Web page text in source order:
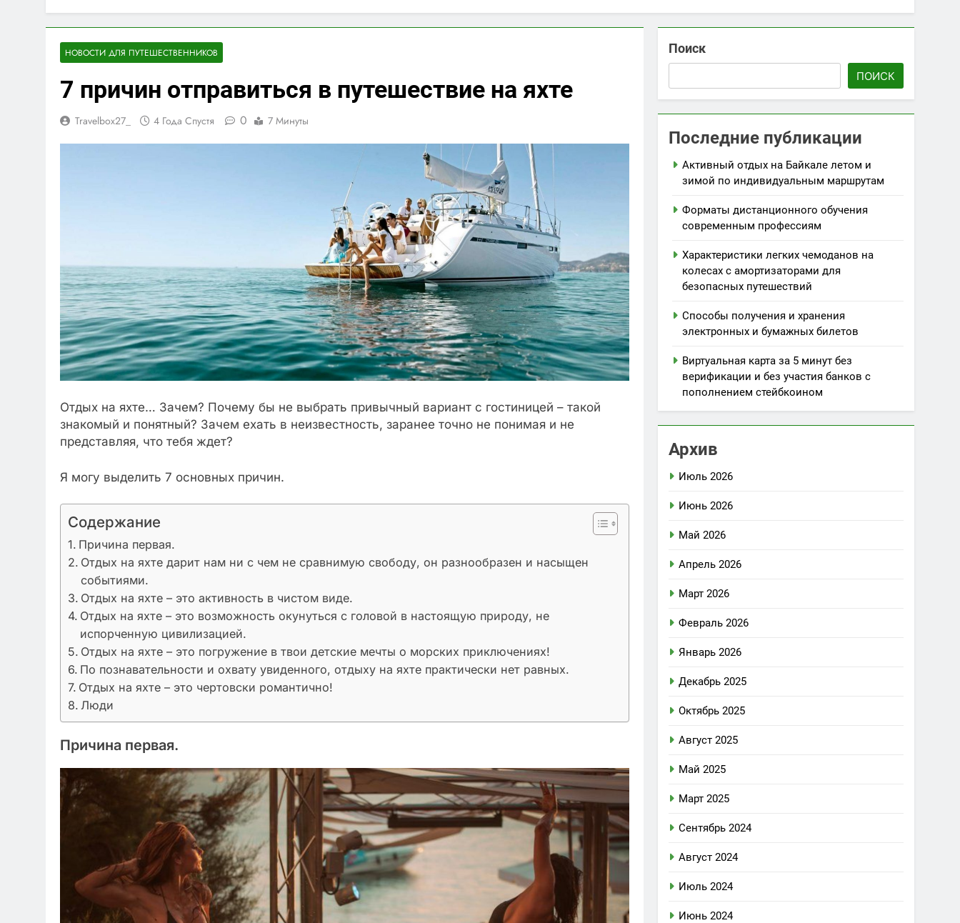
НОВОСТИ ДЛЯ ПУТЕШЕСТВЕННИКОВ
7 причин отправиться в путешествие на яхте
Travelbox27_ 4 Года Спустя 0 7 Минуты
Отдых на яхте… Зачем? Почему бы не выбрать привычный вариант с гостиницей – такой
знакомый и понятный? Зачем ехать в неизвестность, заранее точно не понимая и не
представляя, что тебя ждет?
Я могу выделить 7 основных причин.
Содержание
Причина первая.
Отдых на яхте дарит нам ни с чем не сравнимую свободу, он разнообразен и насыщен
событиями.
Отдых на яхте – это активность в чистом виде.
Отдых на яхте – это возможность окунуться с головой в настоящую природу, не
испорченную цивилизацией.
Отдых на яхте – это погружение в твои детские мечты о морских приключениях!
По познавательности и охвату увиденного, отдыху на яхте практически нет равных.
Отдых на яхте – это чертовски романтично!
Люди
Причина первая.
Поиск
ПОИСК
Последние публикации
Активный отдых на Байкале летом и
зимой по индивидуальным маршрутам
Форматы дистанционного обучения
современным профессиям
Характеристики легких чемоданов на
колесах с амортизаторами для
безопасных путешествий
Способы получения и хранения
электронных и бумажных билетов
Виртуальная карта за 5 минут без
верификации и без участия банков с
пополнением стейбкоином
Архив
Июль 2026
Июнь 2026
Май 2026
Апрель 2026
Март 2026
Февраль 2026
Январь 2026
Декабрь 2025
Октябрь 2025
Август 2025
Май 2025
Март 2025
Сентябрь 2024
Август 2024
Июль 2024
Июнь 2024